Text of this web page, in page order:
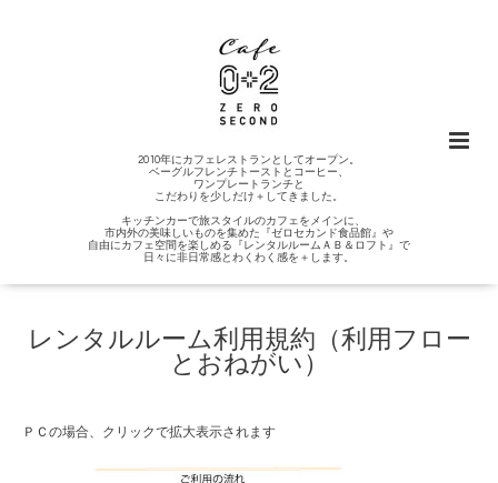
2010年にカフェレストランとしてオープン。
ベーグルフレンチトーストとコーヒー、
ワンプレートランチと
こだわりを少しだけ＋してきました。
キッチンカーで旅スタイルのカフェをメインに、
市内外の美味しいものを集めた『ゼロセカンド食品館』や
自由にカフェ空間を楽しめる『レンタルルームＡＢ＆ロフト』で
日々に非日常感とわくわく感を＋します。
レンタルルーム利用規約（利用フロー
とおねがい）
ＰＣの場合、クリックで拡大表示されます